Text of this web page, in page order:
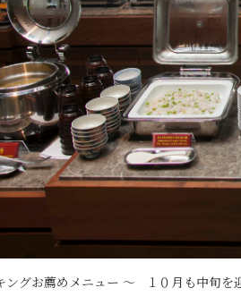
ングお薦めメニュー ～ １０月も中旬